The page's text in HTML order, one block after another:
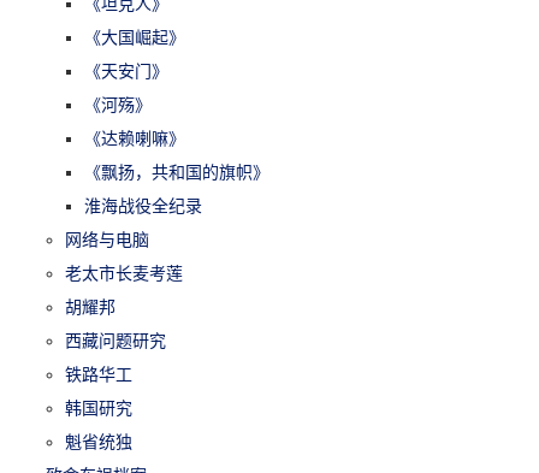
《大国崛起》
《天安门》
《河殇》
《达赖喇嘛》
《飘扬，共和国的旗帜》
淮海战役全纪录
网络与电脑
老太市长麦考莲
胡耀邦
西藏问题研究
铁路华工
韩国研究
魁省统独